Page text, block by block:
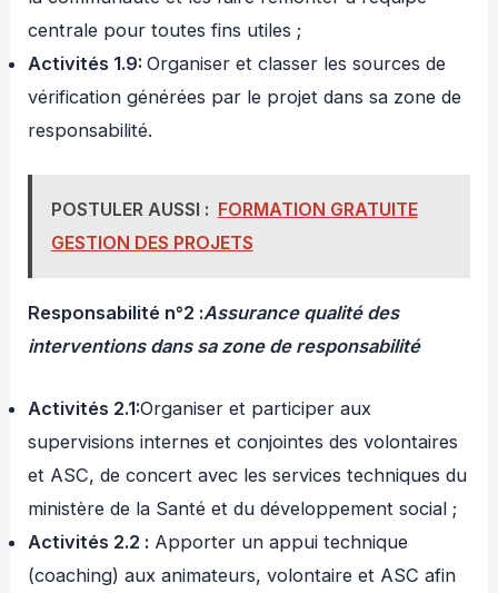
centrale pour toutes fins utiles ;
Activités 1.9:Organiser et classer les sources de
vérification générées par le projet dans sa zone de
responsabilité.
POSTULER AUSSI : FORMATION GRATUITE
GESTION DES PROJETS
Responsabilité n°2 :Assurance qualité des
interventions dans sa zone de responsabilité
Activités 2.1:Organiser et participer aux
supervisions internes et conjointes des volontaires
et ASC, de concert avec les services techniques du
ministère de la Santé et du développement social ;
Activités 2.2 : Apporter un appui technique
(coaching) aux animateurs, volontaire et ASC afin